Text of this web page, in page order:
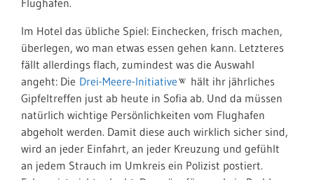
Im Hotel das übliche Spiel: Einchecken, frisch machen,
überlegen, wo man etwas essen gehen kann. Letzteres
fällt allerdings flach, zumindest was die Auswahl
angeht: Die Drei-Meere-Initiative
hält ihr jährliches
Gipfeltreffen just ab heute in Sofia ab. Und da müssen
natürlich wichtige Persönlichkeiten vom Flughafen
abgeholt werden. Damit diese auch wirklich sicher sind,
wird an jeder Einfahrt, an jeder Kreuzung und gefühlt
an jedem Strauch im Umkreis ein Polizist postiert.